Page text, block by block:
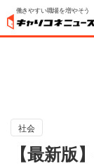
働きやすい職場を増やそう
社会
【最新版